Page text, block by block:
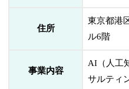
住所
東京都港
ル6階
事業内容
AI（人工
サルティ